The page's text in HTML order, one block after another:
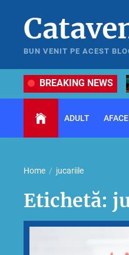
contentBUN VENIT PE ACEST
BREAKING NEWS
smartphone-uri din anul
ADULT
Home jucariile
Etichetă: